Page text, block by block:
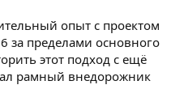
опыт с проектом
за пределами основного
этот подход с ещё
рамный внедорожник